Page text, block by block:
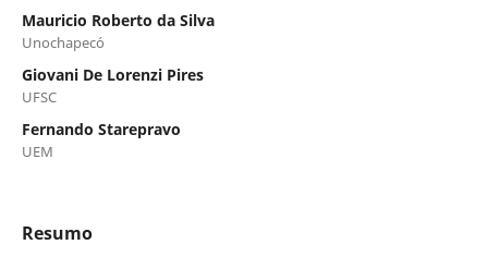
Mauricio Roberto da Silva
Unochapecó
Giovani De Lorenzi Pires
UFSC
Fernando Starepravo
UEM
Resumo